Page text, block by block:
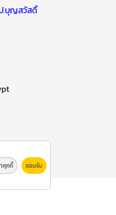
.บุญสวัสดิ์
คุกกี้ ยอมรับ